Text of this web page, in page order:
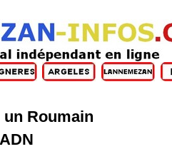
Roumain